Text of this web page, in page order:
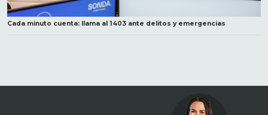
Cada minuto cuenta: llama al 1403 ante delitos y emergencias